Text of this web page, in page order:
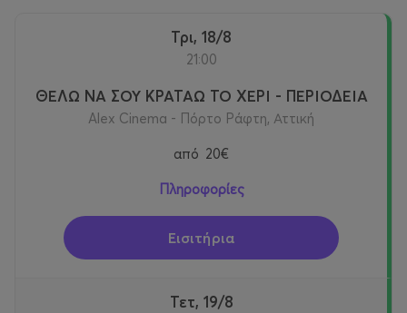
Τρι, 18/8
21:00
ΘΕΛΩ ΝΑ ΣΟΥ ΚΡΑΤΑΩ ΤΟ ΧΕΡΙ - ΠΕΡΙΟΔΕΙΑ
Alex Cinema - Πόρτο Ράφτη, Αττική
από 20€
Πληροφορίες
Εισιτήρια
Τετ, 19/8